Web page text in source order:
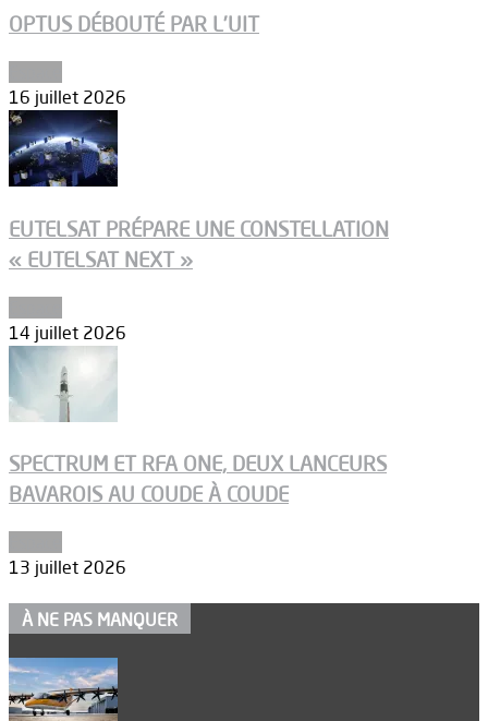
OPTUS DÉBOUTÉ PAR L’UIT
16 juillet 2026
EUTELSAT PRÉPARE UNE CONSTELLATION
« EUTELSAT NEXT »
14 juillet 2026
SPECTRUM ET RFA ONE, DEUX LANCEURS
BAVAROIS AU COUDE À COUDE
13 juillet 2026
À NE PAS MANQUER